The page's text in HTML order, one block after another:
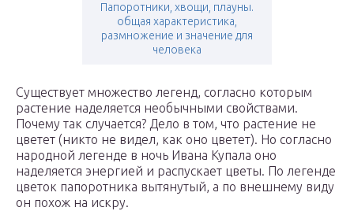
Папоротники, хвощи, плауны.
общая характеристика,
размножение и значение для
человека
Существует множество легенд, согласно которым
растение наделяется необычными свойствами.
Почему так случается? Дело в том, что растение не
цветет (никто не видел, как оно цветет). Но согласно
народной легенде в ночь Ивана Купала оно
наделяется энергией и распускает цветы. По легенде
цветок папоротника вытянутый, а по внешнему виду
он похож на искру.